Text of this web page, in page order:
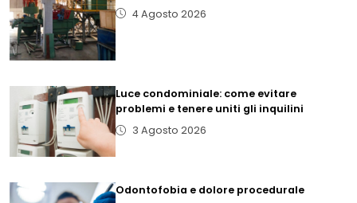
4 Agosto 2026
Luce condominiale: come evitare
problemi e tenere uniti gli inquilini
3 Agosto 2026
Odontofobia e dolore procedurale